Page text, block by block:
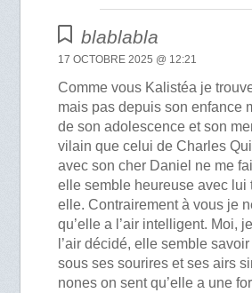
blablabla
17 OCTOBRE 2025 @ 12:21
Comme vous Kalistéa je
mais pas depuis son enfance
de son adolescence et son
vilain que celui de Charles
avec son cher Daniel ne me
elle semble heureuse avec lui
elle. Contrairement à vous je
qu’elle a l’air intelligent. Moi,
l’air décidé, elle semble
sous ses sourires et ses airs
nones on sent qu’elle a une